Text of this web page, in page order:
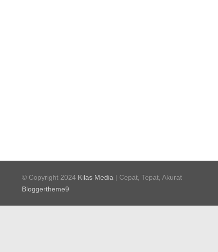
© Copyright 2024 Kilas Media | Cepat, Tepat, Akurat
Bloggertheme9